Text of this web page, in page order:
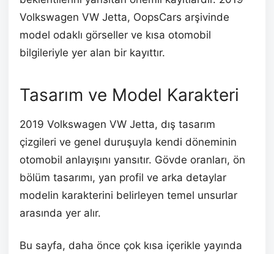
Volkswagen VW Jetta, OopsCars arşivinde
model odaklı görseller ve kısa otomobil
bilgileriyle yer alan bir kayıttır.
Tasarım ve Model Karakteri
2019 Volkswagen VW Jetta, dış tasarım
çizgileri ve genel duruşuyla kendi döneminin
otomobil anlayışını yansıtır. Gövde oranları, ön
bölüm tasarımı, yan profil ve arka detaylar
modelin karakterini belirleyen temel unsurlar
arasında yer alır.
Bu sayfa, daha önce çok kısa içerikle yayında